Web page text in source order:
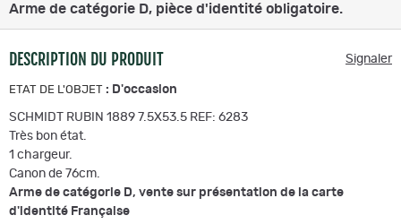
Arme de catégorie D, pièce d'identité obligatoire.
DESCRIPTION DU PRODUIT Signaler
ETAT DE L'OBJET : D'occasion
SCHMIDT RUBIN 1889 7.5X53.5 REF: 6283
Très bon état.
1 chargeur.
Canon de 76cm.
Arme de catégorie D, vente sur présentation de la carte
d'identité Française